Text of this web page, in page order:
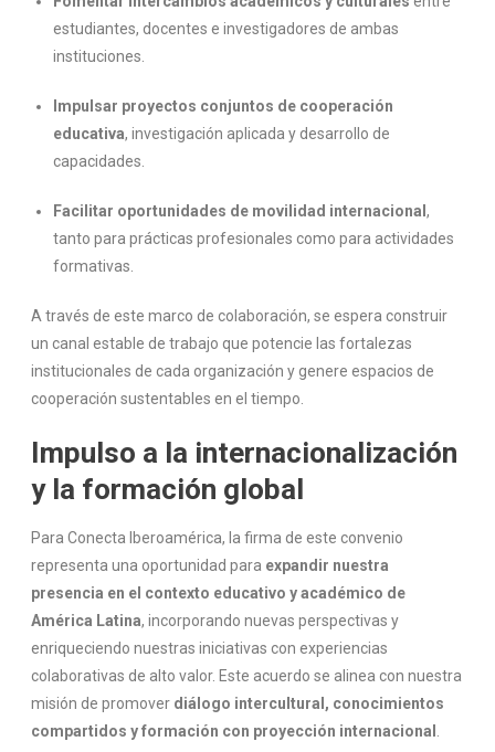
estudiantes, docentes e investigadores de ambas
instituciones.
Impulsar proyectos conjuntos de cooperación
educativa, investigación aplicada y desarrollo de
capacidades.
Facilitar oportunidades de movilidad internacional ,
tanto para prácticas profesionales como para actividades
formativas.
A través de este marco de colaboración, se espera construir
un canal estable de trabajo que potencie las fortalezas
institucionales de cada organización y genere espacios de
cooperación sustentables en el tiempo.
Impulso a la internacionalización
y la formación global
Para Conecta Iberoamérica, la firma de este convenio
representa una oportunidad para expandir nuestra
presencia en el contexto educativo y académico de
América Latina, incorporando nuevas perspectivas y
enriqueciendo nuestras iniciativas con experiencias
colaborativas de alto valor. Este acuerdo se alinea con nuestra
misión de promover diálogo intercultural, conocimientos
compartidos y formación con proyección internacional